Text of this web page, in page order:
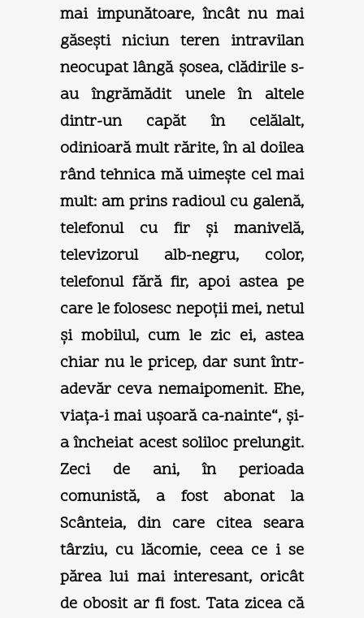
mai impunătoare, încât nu mai
găseşti niciun teren intravilan
neocupat lângă şosea, clădirile s-
au îngrămădit unele în altele
dintr-un capăt în celălalt,
odinioară mult rărite, în al doilea
rând tehnica mă uimeşte cel mai
mult: am prins radioul cu galenă,
telefonul cu fir şi manivelă,
televizorul alb-negru, color,
telefonul fără fir, apoi astea pe
care le folosesc nepoţii mei, netul
şi mobilul, cum le zic ei, astea
chiar nu le pricep, dar sunt într-
adevăr ceva nemaipomenit. Ehe,
viaţa-i mai uşoară ca-nainte“, şi-
a încheiat acest soliloc prelungit.
Zeci de ani, în perioada
comunistă, a fost abonat la
Scânteia, din care citea seara
târziu, cu lăcomie, ceea ce i se
părea lui mai interesant, oricât
de obosit ar fi fost. Tata zicea că